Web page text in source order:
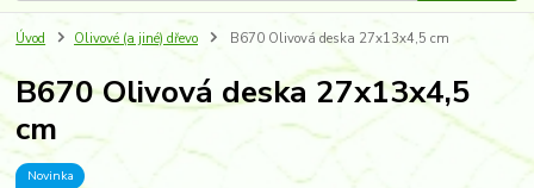
Úvod Olivové (a jiné) dřevo B670 Olivová deska 27x13x4,5 cm
B670 Olivová deska 27x13x4,5
cm
Novinka